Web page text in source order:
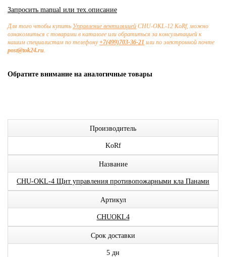
Запросить manual или тех.описание
Для того чтобы купить Управление вентиляцией CHU-OKL-12 KoRf, можно
ознакомиться с товарами в каталоге или обратиться за консультацией к
нашим специалистам по телефону+7(499)703-36-21 или по электронной почте
post@tok24.ru.
Обратите внимание на аналогичные товары
Производитель
KoRf
Название
CHU-OKL-4 Щит управления противопожарными кла Панами
Артикул
CHUOKL4
Срок доставки
5 дн